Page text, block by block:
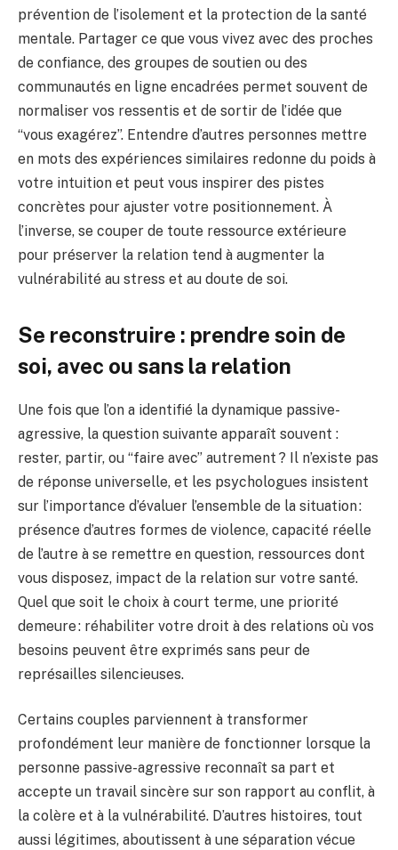
prévention de l’isolement et la protection de la santé
mentale. Partager ce que vous vivez avec des proches
de confiance, des groupes de soutien ou des
communautés en ligne encadrées permet souvent de
normaliser vos ressentis et de sortir de l’idée que
“vous exagérez”. Entendre d’autres personnes mettre
en mots des expériences similaires redonne du poids à
votre intuition et peut vous inspirer des pistes
concrètes pour ajuster votre positionnement. À
l’inverse, se couper de toute ressource extérieure
pour préserver la relation tend à augmenter la
vulnérabilité au stress et au doute de soi.
Se reconstruire : prendre soin de
soi, avec ou sans la relation
Une fois que l’on a identifié la dynamique passive-
agressive, la question suivante apparaît souvent :
rester, partir, ou “faire avec” autrement ? Il n’existe pas
de réponse universelle, et les psychologues insistent
sur l’importance d’évaluer l’ensemble de la situation :
présence d’autres formes de violence, capacité réelle
de l’autre à se remettre en question, ressources dont
vous disposez, impact de la relation sur votre santé.
Quel que soit le choix à court terme, une priorité
demeure : réhabiliter votre droit à des relations où vos
besoins peuvent être exprimés sans peur de
représailles silencieuses.
Certains couples parviennent à transformer
profondément leur manière de fonctionner lorsque la
personne passive-agressive reconnaît sa part et
accepte un travail sincère sur son rapport au conflit, à
la colère et à la vulnérabilité. D’autres histoires, tout
aussi légitimes, aboutissent à une séparation vécue